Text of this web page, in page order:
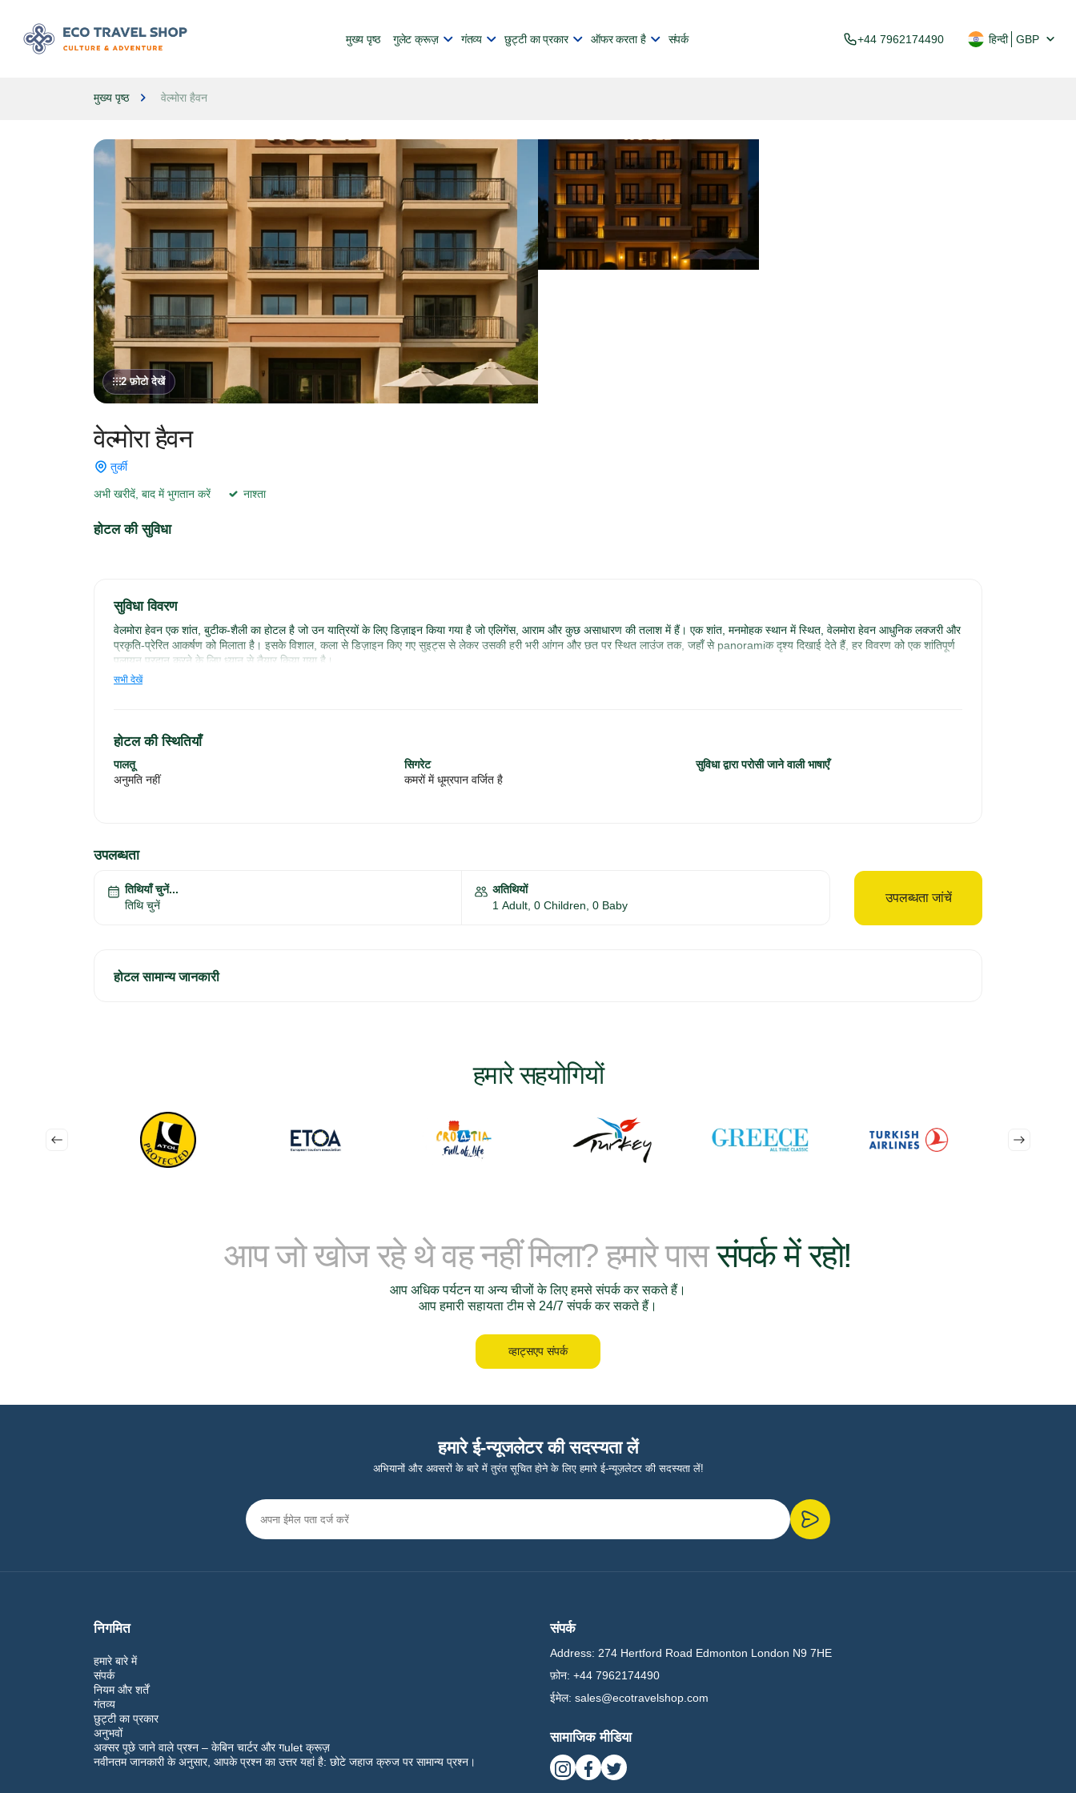
मुख्य पृष्ठ गुलेट क्रूज़ गंतव्य छुट्टी का प्रकार ऑफर करता है संपर्क +44 7962174490 हिन्दी GBP
मुख्य पृष्ठ वेल्मोरा हैवन
2 फ़ोटो देखें
वेल्मोरा हैवन
तुर्की
अभी खरीदें, बाद में भुगतान करें नाश्ता
होटल की सुविधा
सुविधा विवरण
वेलमोरा हेवन एक शांत, बुटीक-शैली का होटल है जो उन यात्रियों के लिए डिज़ाइन किया गया है जो एलिगेंस, आराम और कुछ असाधारण की तलाश में हैं। एक शांत, मनमोहक स्थान में स्थित, वेलमोरा हेवन आधुनिक लक्जरी और
प्रकृति-प्रेरित आकर्षण को मिलाता है। इसके विशाल, कला से डिज़ाइन किए गए सुइट्स से लेकर उसकी हरी भरी आंगन और छत पर स्थित लाउंज तक, जहाँ से panoramiक दृश्य दिखाई देते हैं, हर विवरण को एक शांतिपूर्ण
पलायन प्रदान करने के लिए ध्यान से तैयार किया गया है।
सभी देखें
होटल की स्थितियाँ
पालतू
अनुमति नहीं
सिगरेट
कमरों में धूम्रपान वर्जित है
सुविधा द्वारा परोसी जाने वाली भाषाएँ
उपलब्धता
तिथियाँ चुनें...
तिथि चुनें
अतिथियों
1 Adult, 0 Children, 0 Baby
उपलब्धता जांचें
होटल सामान्य जानकारी
हमारे सहयोगियों
आप जो खोज रहे थे वह नहीं मिला? हमारे पाससंपर्क में रहो!
आप अधिक पर्यटन या अन्य चीजों के लिए हमसे संपर्क कर सकते हैं।
आप हमारी सहायता टीम से 24/7 संपर्क कर सकते हैं।
व्हाट्सएप संपर्क
हमारे ई-न्यूजलेटर की सदस्यता लें
अभियानों और अवसरों के बारे में तुरंत सूचित होने के लिए हमारे ई-न्यूज़लेटर की सदस्यता लें!
निगमित
हमारे बारे में
संपर्क
नियम और शर्तें
गंतव्य
छुट्टी का प्रकार
अनुभवों
अक्सर पूछे जाने वाले प्रश्न – केबिन चार्टर और गulet क्रूज़
नवीनतम जानकारी के अनुसार, आपके प्रश्न का उत्तर यहां है: छोटे जहाज क्रुज पर सामान्य प्रश्न।
संपर्क
Address: 274 Hertford Road Edmonton London N9 7HE
फ़ोन: +44 7962174490
ईमेल: sales@ecotravelshop.com
सामाजिक मीडिया